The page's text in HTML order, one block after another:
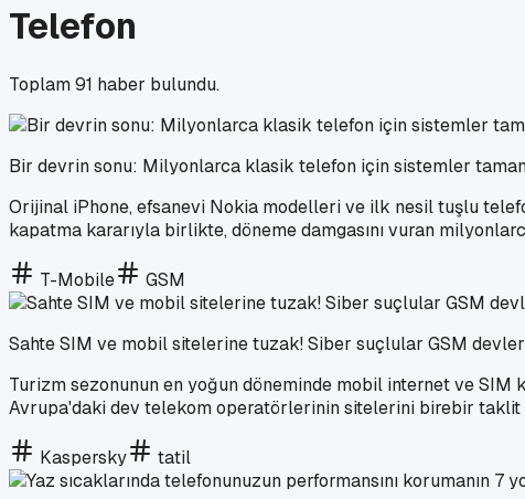
Telefon
Toplam91 haber bulundu.
Bir devrin sonu: Milyonlarca klasik telefon için sistemler
Orijinal iPhone, efsanevi Nokia modelleri ve ilk nesil tuşlu
kapatma kararıyla birlikte, döneme damgasını vuran
T-Mobile GSM
Sahte SIM ve mobil sitelerine tuzak! Siber suçlular GSM
Turizm sezonunun en yoğun döneminde mobil internet ve SIM
Avrupa'daki dev telekom operatörlerinin sitelerini birebir taklit
Kaspersky tatil